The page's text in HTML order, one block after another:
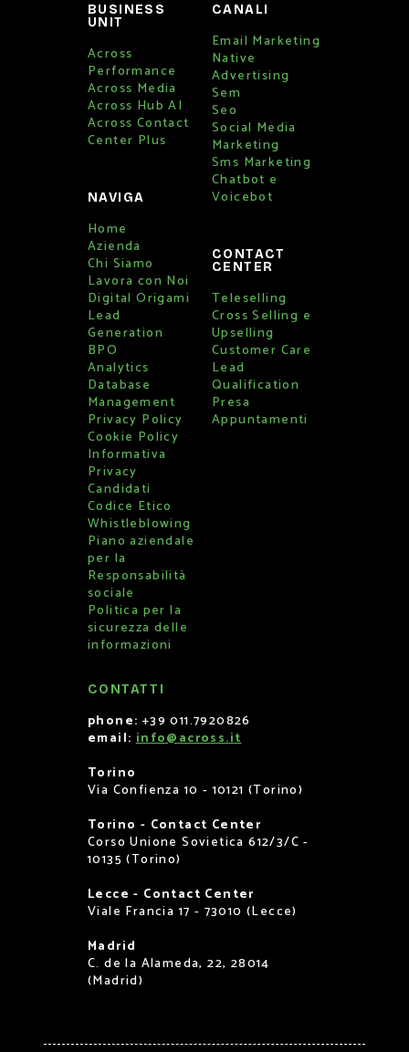
BUSINESS
UNIT
Across
Performance
Across Media
Across Hub AI
Across Contact
Center Plus
NAVIGA
Home
Azienda
Chi Siamo
Lavora con Noi
Digital Origami
Lead
Generation
BPO
Analytics
Database
Management
Privacy Policy
Cookie Policy
Informativa
Privacy
Candidati
Codice Etico
Whistleblowing
Piano aziendale
per la
Responsabilità
sociale
Politica per la
sicurezza delle
informazioni
CANALI
Email Marketing
Native
Advertising
Sem
Seo
Social Media
Marketing
Sms Marketing
Chatbot e
Voicebot
CONTACT
CENTER
Teleselling
Cross Selling e
Upselling
Customer Care
Lead
Qualification
Presa
Appuntamenti
CONTATTI
phone: +39 011.7920826
email: info@across.it
Torino
Via Confienza 10 - 10121 (Torino)
Torino - Contact Center
Corso Unione Sovietica 612/3/C -
10135 (Torino)
Lecce - Contact Center
Viale Francia 17 - 73010 (Lecce)
Madrid
C. de la Alameda, 22, 28014
(Madrid)